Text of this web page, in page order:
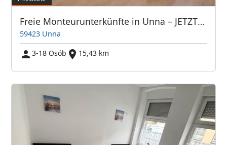
Freie Monteurunterkünfte in Unna – JETZT anrufen! Wir sprechen auch Polnisch
59423 Unna
3-18 Osób
15,43 km